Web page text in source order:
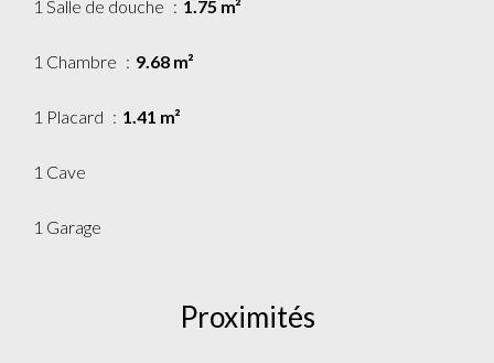
1 Salle de douche 1.75 m²
1 Chambre 9.68 m²
1 Placard 1.41 m²
1 Cave
1 Garage
Proximités